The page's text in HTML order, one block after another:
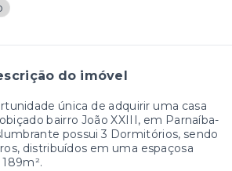
do imóvel
única de adquirir uma casa
bairro João XXIII, em Parnaíba-
possui 3 Dormitórios, sendo
distribuídos em uma espaçosa